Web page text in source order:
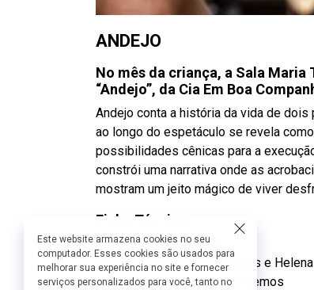
ANDEJO
No mês da criança, a Sala
“Andejo”, da Cia Em Boa
Andejo conta a história da vida de
ao longo do espetáculo se revela
possibilidades cênicas para a
constrói uma narrativa onde as
mostram um jeito mágico de viver
Ficha Técnica:
Direção: Diogo Granato
Intérpretes: Guilherme Gomes e
Trilha Sonora original: Beto Lemos
Este website armazena cookies no seu
computador. Esses cookies são usados para
melhorar sua experiência no site e fornecer
serviços personalizados para você, tanto no